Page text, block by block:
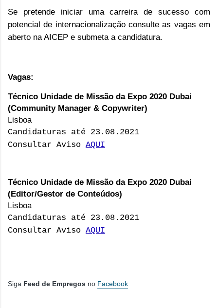
Se pretende iniciar uma carreira de sucesso com
potencial de internacionalização consulte as vagas em
aberto na AICEP e submeta a candidatura.
Vagas:
Técnico Unidade de Missão da Expo 2020 Dubai
(Community Manager & Copywriter)
Lisboa
Candidaturas até 23.08.2021
Consultar Aviso AQUI
Técnico Unidade de Missão da Expo 2020 Dubai
(Editor/Gestor de Conteúdos)
Lisboa
Candidaturas até 23.08.2021
Consultar Aviso AQUI
Siga Feed de Empregos no Facebook